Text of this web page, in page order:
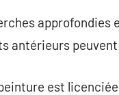
approfondies
antérieurs
est